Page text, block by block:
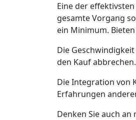
Eine der
gesamte Vorgang
ein Minimum.
Die
den Kauf
Die Integration von
Erfahrungen
Denken Sie auch